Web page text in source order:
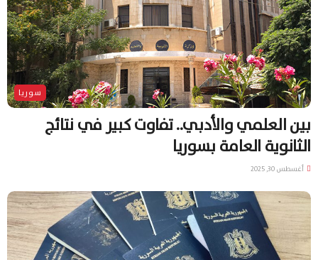
سوريا
بين العلمي والأدبي.. تفاوت كبير في نتائج
الثانوية العامة بسوريا
أغسطس 30, 2025